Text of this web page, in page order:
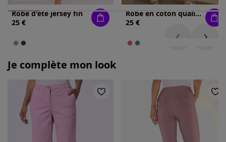
Robe d'été jersey fin
25 €
Robe en coton qualité tissée
25 €
Je complète mon look